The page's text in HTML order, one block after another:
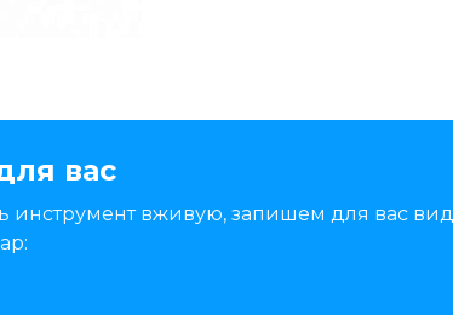
вас
инструмент вживую, запишем для вас